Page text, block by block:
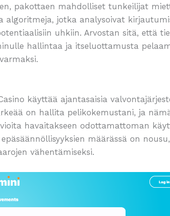
pakottaen mahdolliset tunkeilijat
algoritmeja, jotka analysoivat
uhkiin. Arvostan sitä, että
hallintaa ja itseluottamusta
käyttää ajantasaisia
on hallita pelikokemustani, ja
havaitakseen odottamattoman
määrässä on
vähentämiseksi.